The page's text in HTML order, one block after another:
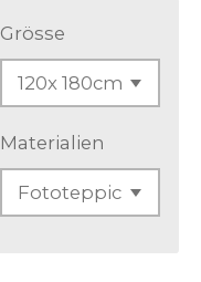
Grösse
Materialien